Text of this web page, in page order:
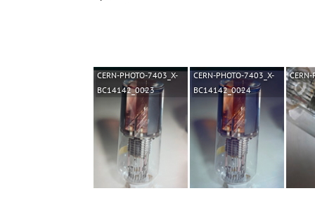
CERN-PHOTO-7403_X-
BC14142_0023
CERN-PHOTO-7403_X-
BC14142_0024